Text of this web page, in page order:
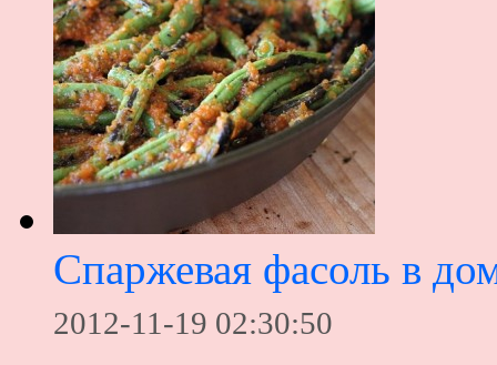
Спаржевая фасоль в
2012-11-19 02:30:50